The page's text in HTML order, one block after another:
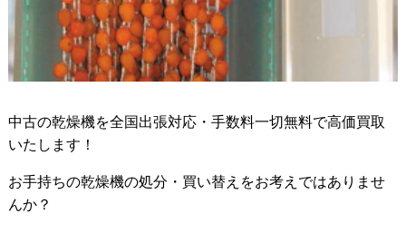
中古の乾燥機を全国出張対応・手数料一切無料で高価買取
いたします！
お手持ちの乾燥機の処分・買い替えをお考えではありませ
んか？